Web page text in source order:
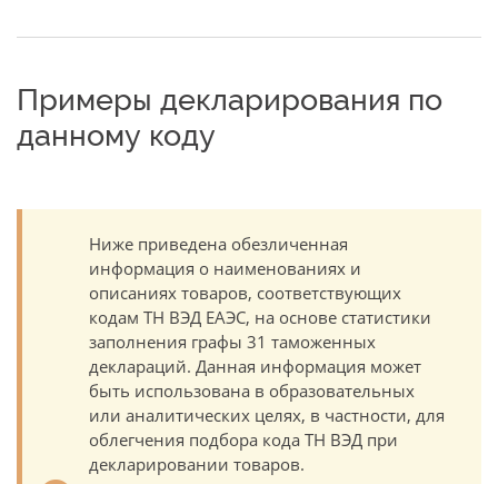
Примеры декларирования по
данному коду
Ниже приведена обезличенная
информация о наименованиях и
описаниях товаров, соответствующих
кодам ТН ВЭД ЕАЭС, на основе статистики
заполнения графы 31 таможенных
деклараций. Данная информация может
быть использована в образовательных
или аналитических целях, в частности, для
облегчения подбора кода ТН ВЭД при
декларировании товаров.